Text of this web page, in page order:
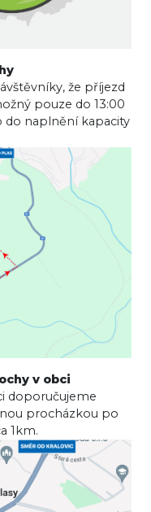
že příjezd
pouze do 13:00
do naplnění kapacity
v obci
doporučujeme
procházkou po
1km.